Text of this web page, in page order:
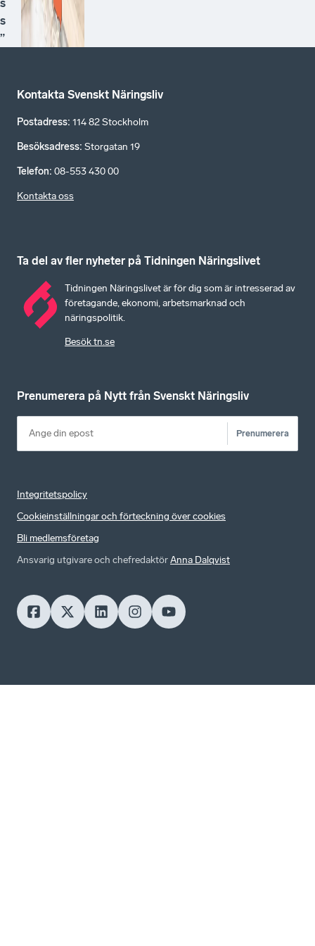
s
s
”
Kontakta Svenskt Näringsliv
Postadress: 114 82 Stockholm
Besöksadress: Storgatan 19
Telefon: 08-553 430 00
Kontakta oss
Ta del av fler nyheter på Tidningen Näringslivet
Tidningen Näringslivet är för dig som är intresserad av
företagande, ekonomi, arbetsmarknad och
näringspolitik.
Besök tn.se
Prenumerera på Nytt från Svenskt Näringsliv
Prenumerera
Integritetspolicy
Cookieinställningar och förteckning över cookies
Bli medlemsföretag
Ansvarig utgivare och chefredaktörAnna Dalqvist